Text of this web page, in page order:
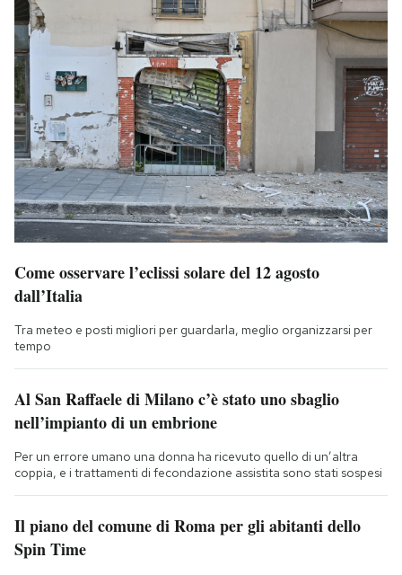
Come osservare l’eclissi solare del 12 agosto
dall’Italia
Tra meteo e posti migliori per guardarla, meglio organizzarsi per
tempo
Al San Raffaele di Milano c’è stato uno sbaglio
nell’impianto di un embrione
Per un errore umano una donna ha ricevuto quello di un’altra
coppia, e i trattamenti di fecondazione assistita sono stati sospesi
Il piano del comune di Roma per gli abitanti dello
Spin Time